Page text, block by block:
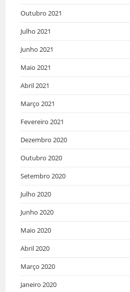
Outubro 2021
Julho 2021
Junho 2021
Maio 2021
Abril 2021
Março 2021
Fevereiro 2021
Dezembro 2020
Outubro 2020
Setembro 2020
Julho 2020
Junho 2020
Maio 2020
Abril 2020
Março 2020
Janeiro 2020